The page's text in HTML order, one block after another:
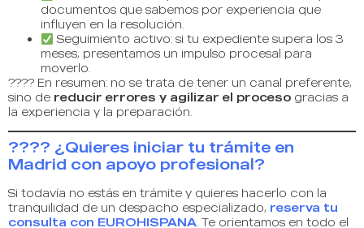
documentos que sabemos por experiencia que
influyen en la resolución.
Seguimiento activo: si tu expediente supera los 3
meses, presentamos un impulso procesal para
moverlo.
???? En resumen: no se trata de tener un canal preferente,
sino de reducir errores y agilizar el proceso gracias a
la experiencia y la preparación.
???? ¿Quieres iniciar tu trámite en
Madrid con apoyo profesional?
Si todavía no estás en trámite y quieres hacerlo con la
tranquilidad de un despacho especializado, reserva tu
consulta con EUROHISPANA. Te orientamos en todo el